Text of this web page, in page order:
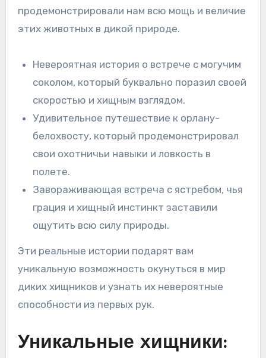
продемонстрировали нам всю мощь и величие
этих животных в дикой природе.
Невероятная история о встрече с могучим
соколом, который буквально поразил своей
скоростью и хищным взглядом.
Удивительное путешествие к орлану-
белохвосту, который продемонстрировал
свои охотничьи навыки и ловкость в
полете.
Завораживающая встреча с ястребом, чья
грация и хищный инстинкт заставили
ощутить всю силу природы.
Эти реальные истории подарят вам
уникальную возможность окунуться в мир
диких хищников и узнать их невероятные
способности из первых рук.
Уникальные хищники: